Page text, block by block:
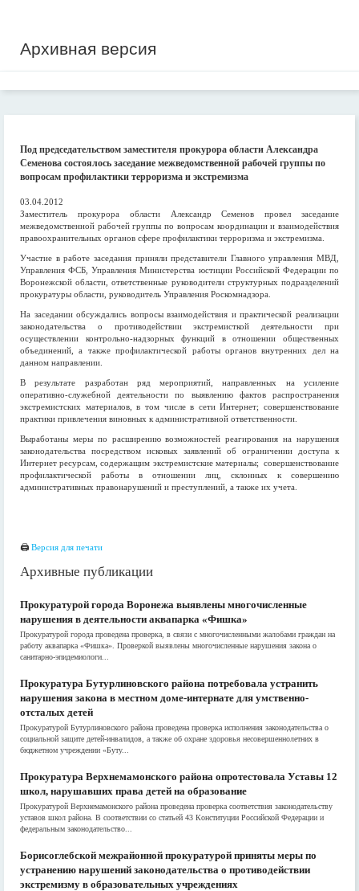
Архивная версия
Под председательством заместителя прокурора области Александра
Семенова состоялось заседание межведомственной рабочей группы по
вопросам профилактики терроризма и экстремизма
03.04.2012
Заместитель прокурора области Александр Семенов провел заседание
межведомственной рабочей группы по вопросам координации и взаимодействия
правоохранительных органов сфере профилактики терроризма и экстремизма.
Участие в работе заседания приняли представители Главного управления МВД,
Управления ФСБ, Управления Министерства юстиции Российской Федерации по
Воронежской области, ответственные руководители структурных подразделений
прокуратуры области, руководитель Управления Роскомнадзора.
На заседании обсуждались вопросы взаимодействия и практической реализации
законодательства о противодействии экстремисткой деятельности при
осуществлении контрольно-надзорных функций в отношении общественных
объединений, а также профилактической работы органов внутренних дел на
данном направлении.
В результате разработан ряд мероприятий, направленных на усиление
оперативно-служебной деятельности по выявлению фактов распространения
экстремистских материалов, в том числе в сети Интернет; совершенствование
практики привлечения виновных к административной ответственности.
Выработаны меры по расширению возможностей реагирования на нарушения
законодательства посредством исковых заявлений об ограничении доступа к
Интернет ресурсам, содержащим экстремистские материалы; совершенствование
профилактической работы в отношении лиц, склонных к совершению
административных правонарушений и преступлений, а также их учета.
🖨 Версия для печати
Архивные публикации
Прокуратурой города Воронежа выявлены многочисленные
нарушения в деятельности аквапарка «Фишка»
Прокуратурой города проведена проверка, в связи с многочисленными жалобами граждан на
работу аквапарка «Фишка». Проверкой выявлены многочисленные нарушения закона о
санитарно-эпидемиологи...
Прокуратура Бутурлиновского района потребовала устранить
нарушения закона в местном доме-интернате для умственно-
отсталых детей
Прокуратурой Бутурлиновского района проведена проверка исполнения законодательства о
социальной защите детей-инвалидов, а также об охране здоровья несовершеннолетних в
бюджетном учреждении «Буту...
Прокуратура Верхнемамонского района опротестовала Уставы 12
школ, нарушавших права детей на образование
Прокуратурой Верхнемамонского района проведена проверка соответствия законодательству
уставов школ района. В соответствии со статьей 43 Конституции Российской Федерации и
федеральным законодательство...
Борисоглебской межрайонной прокуратурой приняты меры по
устранению нарушений законодательства о противодействии
экстремизму в образовательных учреждениях